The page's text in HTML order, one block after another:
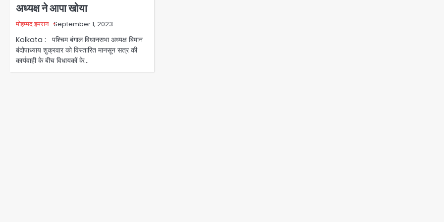
अध्यक्ष ने आपा खोया
मोहम्मद इमरान September 1, 2023
Kolkata : पश्चिम बंगाल विधानसभा अध्यक्ष बिमान
बंदोपाध्याय शुक्रवार को विस्तारित मानसून सत्र की
कार्यवाही के बीच विधायकों के…